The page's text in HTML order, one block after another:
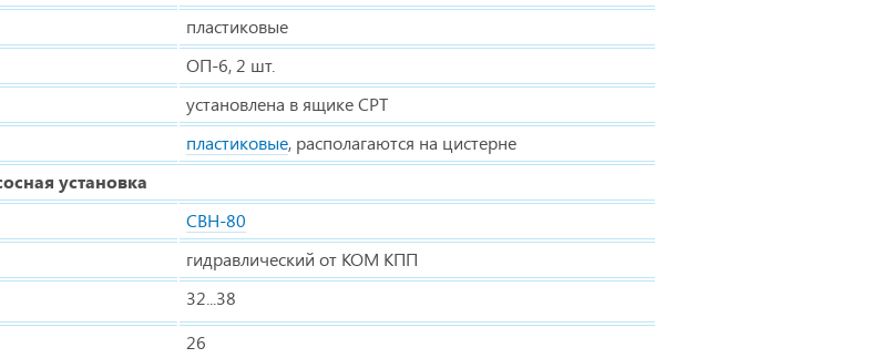
пластиковые
ОП-6, 2 шт.
установлена в ящике СРТ
пластиковые, располагаются на цистерне
установка
СВН-80
гидравлический от КОМ КПП
32...38
26